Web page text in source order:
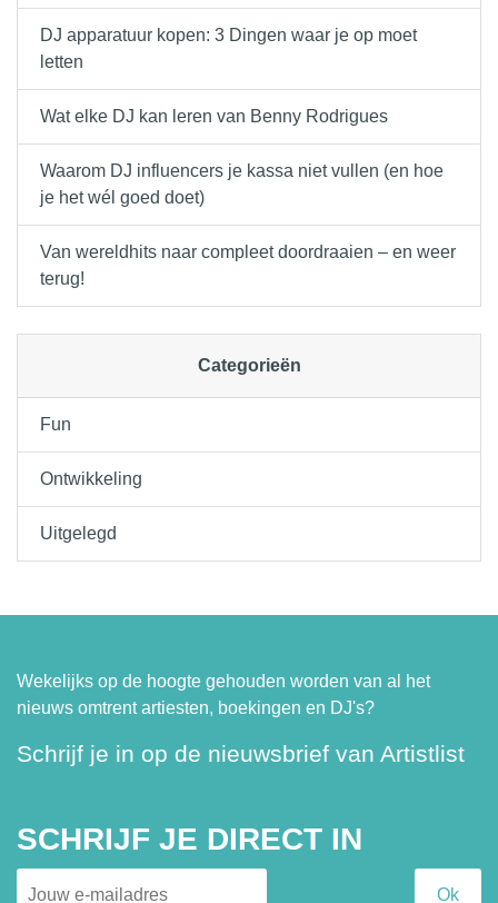
DJ apparatuur kopen: 3 Dingen waar je op moet
letten
Wat elke DJ kan leren van Benny Rodrigues
Waarom DJ influencers je kassa niet vullen (en hoe
je het wél goed doet)
Van wereldhits naar compleet doordraaien – en weer
terug!
Categorieën
Fun
Ontwikkeling
Uitgelegd
Wekelijks op de hoogte gehouden worden van al het
nieuws omtrent artiesten, boekingen en DJ's?
Schrijf je in op de nieuwsbrief van Artistlist
SCHRIJF JE DIRECT IN